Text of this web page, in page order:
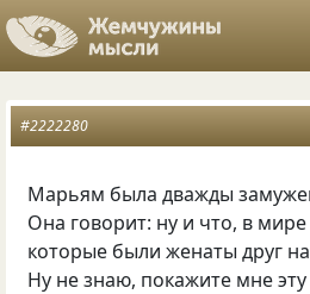
#2222280
Марьям была дважды
Она говорит: ну и что, в
которые были женаты друг
Ну не знаю, покажите мне эту